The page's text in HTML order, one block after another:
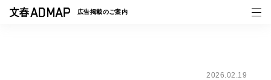
広告掲載のご案内
2026.02.19